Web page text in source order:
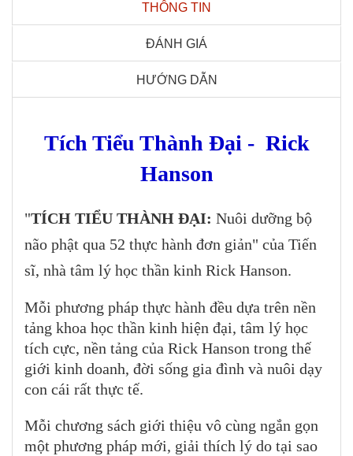
THÔNG TIN
ĐÁNH GIÁ
HƯỚNG DẪN
Tích Tiểu Thành Đại - Rick
Hanson
"TÍCH TIỂU THÀNH ĐẠI: Nuôi dưỡng bộ
não phật qua 52 thực hành đơn giản" của Tiến
sĩ, nhà tâm lý học thần kinh Rick Hanson.
Mỗi phương pháp thực hành đều dựa trên nền
tảng khoa học thần kinh hiện đại, tâm lý học
tích cực, nền tảng của Rick Hanson trong thế
giới kinh doanh, đời sống gia đình và nuôi dạy
con cái rất thực tế.
Mỗi chương sách giới thiệu vô cùng ngắn gọn
một phương pháp mới, giải thích lý do tại sao